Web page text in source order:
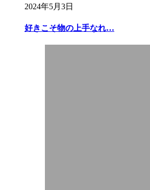
2024年5月3日
好きこそ物の上手なれ…